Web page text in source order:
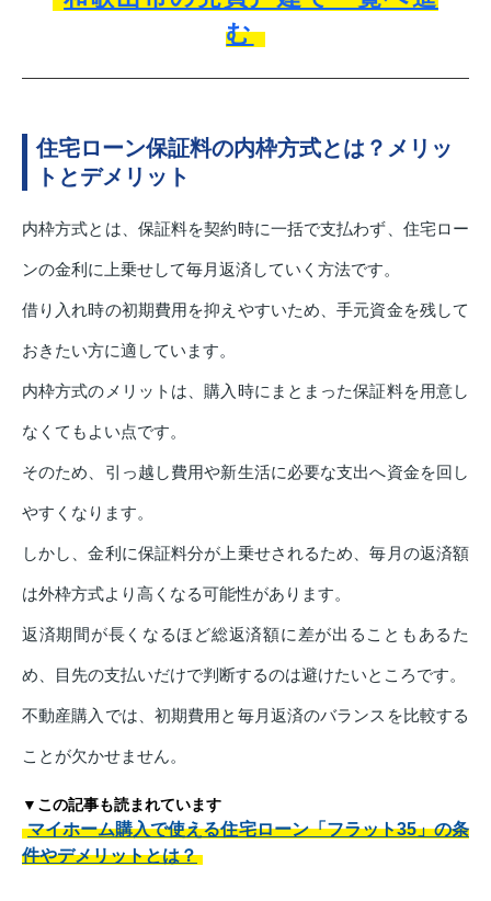
む
住宅ローン保証料の内枠方式とは？メリッ
トとデメリット
内枠方式とは、保証料を契約時に一括で支払わず、住宅ロー
ンの金利に上乗せして毎月返済していく方法です。
借り入れ時の初期費用を抑えやすいため、手元資金を残して
おきたい方に適しています。
内枠方式のメリットは、購入時にまとまった保証料を用意し
なくてもよい点です。
そのため、引っ越し費用や新生活に必要な支出へ資金を回し
やすくなります。
しかし、金利に保証料分が上乗せされるため、毎月の返済額
は外枠方式より高くなる可能性があります。
返済期間が長くなるほど総返済額に差が出ることもあるた
め、目先の支払いだけで判断するのは避けたいところです。
不動産購入では、初期費用と毎月返済のバランスを比較する
ことが欠かせません。
▼この記事も読まれています
マイホーム購入で使える住宅ローン「フラット35」の条
件やデメリットとは？